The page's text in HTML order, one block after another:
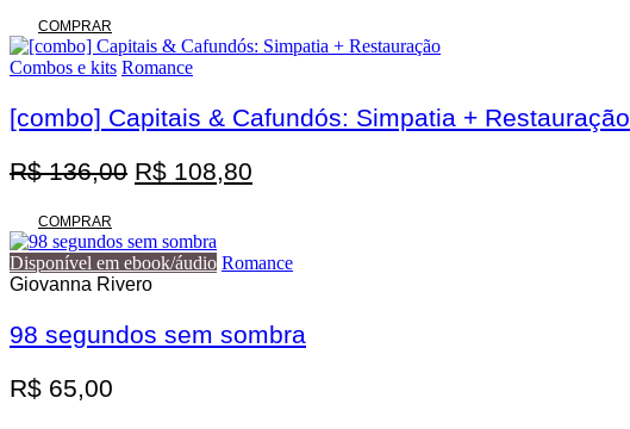
COMPRAR
Combos e kits Romance
[combo] Capitais & Cafundós: Simpatia + Restauração
R$136,00 O
era:
R$ 136,00.
R$ 108,80
é:
COMPRAR
Disponível em ebook/áudio Romance
Giovanna Rivero
98 segundos sem sombra
R$ 65,00